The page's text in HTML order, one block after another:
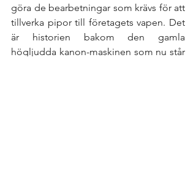
göra de bearbetningar som krävs för att
tillverka pipor till företagets vapen. Det
är historien bakom den gamla
högljudda kanon-maskinen som nu står